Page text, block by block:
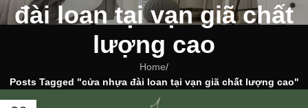
đài loan tại vạn giã chất
lượng cao
Home/
Posts Tagged "cửa nhựa đài loan tại vạn giã chất lượng cao"